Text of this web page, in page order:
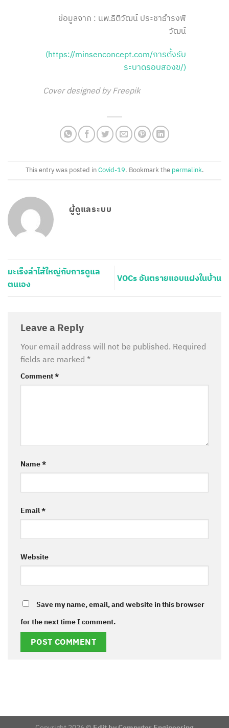
ข้อมูลจาก : นพ.ธิติวัฒน์ ประชาธำรงพิ
วัฒน์
(https://minsenconcept.com/การตั้งรับ
ระบาดรอบสองข/)
Cover designed by Freepik
This entry was posted inCovid-19. Bookmark the permalink.
ผู้ดูแลระบบ
มะเร็งลำไส้ใหญ่กับการดูแล
ตนเอง
VOCs อันตรายแอบแฝงในบ้าน
Leave a Reply
Your email address will not be published. Required
fields are marked *
Comment*
Name*
Email*
Website
Save my name, email, and website in this browser
for the next time I comment.